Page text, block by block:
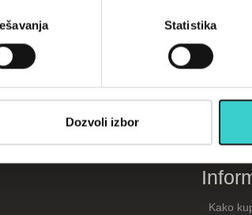
Statistika
Dozvoli izbor
treninzima
Kako